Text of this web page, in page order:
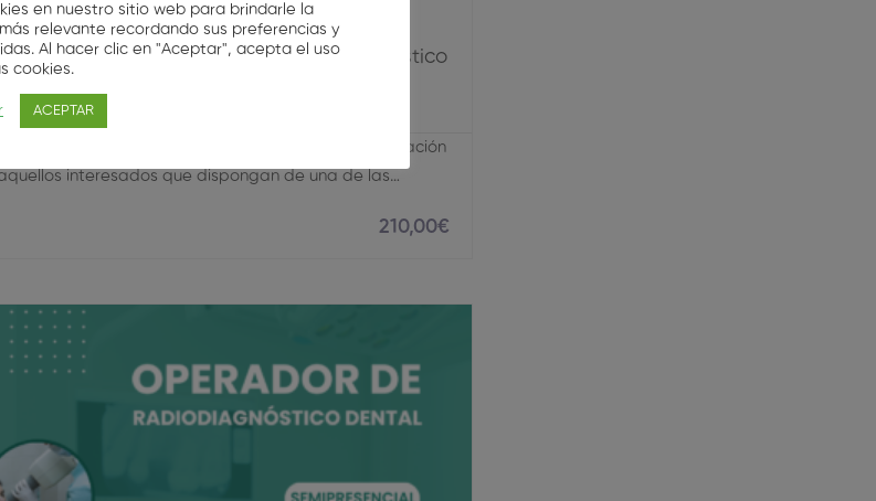
Formacion
Operador de Radiodiagnóstico
Dental (4ª Edición)
IMPORTANTE: Solamente podrán acceder a esta titulación
interesados que dispongan de una de las…
210,00€
en nuestro sitio web para brindarle la
relevante recordando sus preferencias y
Al hacer clic en "Aceptar", acepta el uso
cookies.
ACEPTAR